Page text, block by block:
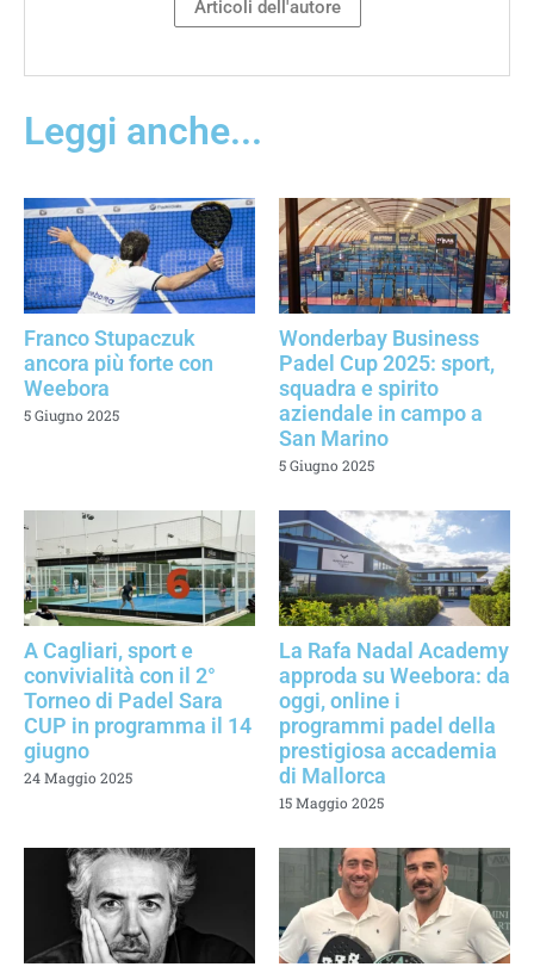
Articoli dell'autore
Leggi anche...
Franco Stupaczuk
ancora più forte con
Weebora
5 Giugno 2025
Wonderbay Business
Padel Cup 2025: sport,
squadra e spirito
aziendale in campo a
San Marino
5 Giugno 2025
A Cagliari, sport e
convivialità con il 2°
Torneo di Padel Sara
CUP in programma il 14
giugno
24 Maggio 2025
La Rafa Nadal Academy
approda su Weebora: da
oggi, online i
programmi padel della
prestigiosa accademia
di Mallorca
15 Maggio 2025